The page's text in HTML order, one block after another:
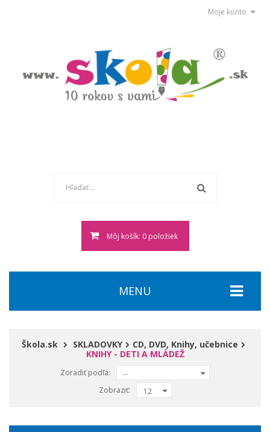
Moje konto
Môj košík: 0 položiek
MENU
Škola.sk SKLADOVKY
CD, DVD, Knihy, učebnice
KNIHY - DETI A MLÁDEŽ
Zoradiť podľa:
--
Zobraziť:
12